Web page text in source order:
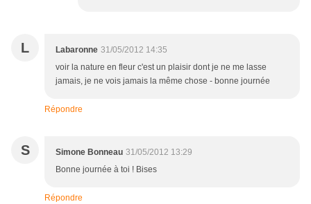
L Labaronne 31/05/2012 14:35
voir la nature en fleur c'est un plaisir dont je ne me lasse
jamais, je ne vois jamais la même chose - bonne journée
Répondre
S Simone Bonneau 31/05/2012 13:29
Bonne journée à toi ! Bises
Répondre